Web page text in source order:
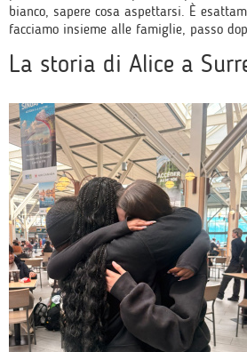
bianco, sapere cosa aspettarsi. È
facciamo insieme alle famiglie, passo
La storia di Alice a